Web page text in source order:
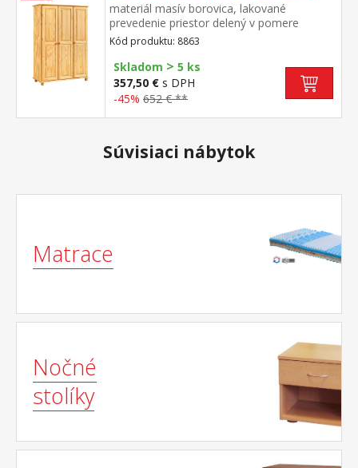
materiál masív borovica, lakované
prevedenie priestor delený v pomere
2:1 širšia časť šatníková tyč a polica, užšia
časť 3 variabilné police odporúčaný
nadstavec 8864
Kód produktu: 8863
Skladom > 5 ks
357,50 € s DPH
-45% 652 € **
Súvisiaci nábytok
Matrace
Nočné
stolíky